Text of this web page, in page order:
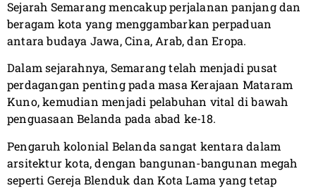
Sejarah Semarang mencakup perjalanan panjang dan
beragam kota yang menggambarkan perpaduan
antara budaya Jawa, Cina, Arab, dan Eropa.
Dalam sejarahnya, Semarang telah menjadi pusat
perdagangan penting pada masa Kerajaan Mataram
Kuno, kemudian menjadi pelabuhan vital di bawah
penguasaan Belanda pada abad ke-18.
Pengaruh kolonial Belanda sangat kentara dalam
arsitektur kota, dengan bangunan-bangunan megah
seperti Gereja Blenduk dan Kota Lama yang tetap